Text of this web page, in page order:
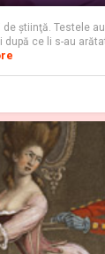
de ştiinţă. Testele
după ce li s-au